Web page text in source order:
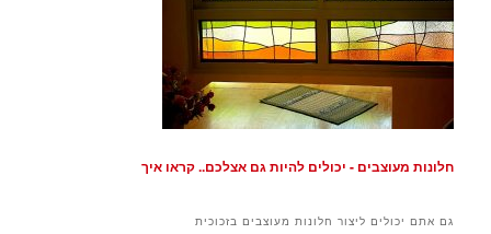
חלונות מעוצבים - יכולים להיות גם אצלכם.. קראו איך
גם אתם יכולים ליצור חלונות מעוצבים בזכוכית